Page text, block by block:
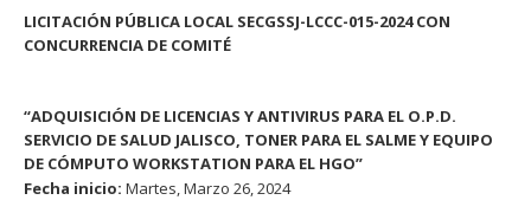
LICITACIÓN PÚBLICA LOCAL SECGSSJ-LCCC-015-2024 CON
CONCURRENCIA DE COMITÉ
“ADQUISICIÓN DE LICENCIAS Y ANTIVIRUS PARA EL O.P.D.
SERVICIO DE SALUD JALISCO, TONER PARA EL SALME Y EQUIPO
DE CÓMPUTO WORKSTATION PARA EL HGO”
Fecha inicio: Martes, Marzo 26, 2024